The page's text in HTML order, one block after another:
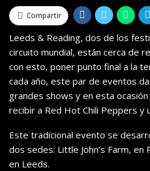
Compartir
Leeds & Reading, dos de los
circuito mundial, están cerca de
con esto, poner punto final a la
cada año, este par de eventos
grandes shows y en esta
recibir a Red Hot Chili Peppers y
Este tradicional evento se
dos sedes: Little John’s Farm, en
en Leeds.